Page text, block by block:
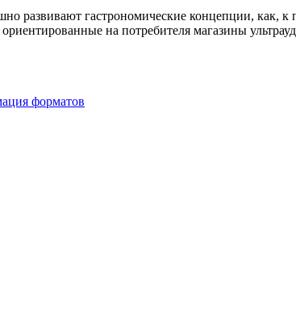
развивают гастрономические концепции, как,
на потребителя магазины
форматов